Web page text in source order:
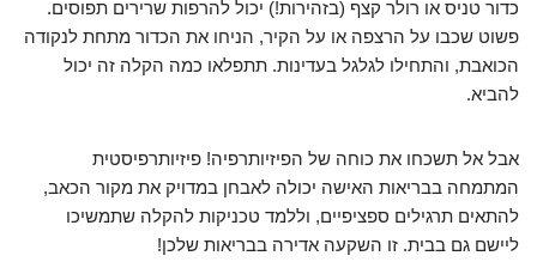
כדור טניס או רולר קצף (בזהירות!) יכול להרפות שרירים תפוסים.
פשוט שכבו על הרצפה או על הקיר, הניחו את הכדור מתחת לנקודה
הכואבת, והתחילו לגלגל בעדינות. תתפלאו כמה הקלה זה יכול
להביא.
אבל אל תשכחו את כוחה של הפיזיותרפיה! פיזיותרפיסטית
המתמחה בבריאות האישה יכולה לאבחן במדויק את מקור הכאב,
להתאים תרגילים ספציפיים, וללמד טכניקות להקלה שתמשיכו
ליישם גם בבית. זו השקעה אדירה בבריאות שלכן!